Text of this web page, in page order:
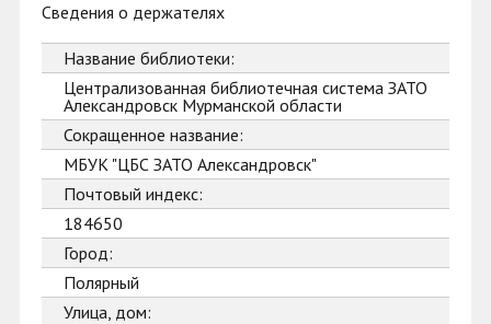
Сведения о держателях
Название библиотеки:
Централизованная библиотечная система ЗАТО
Александровск Мурманской области
Сокращенное название:
МБУК "ЦБС ЗАТО Александровск"
Почтовый индекс:
184650
Город:
Полярный
Улица, дом: